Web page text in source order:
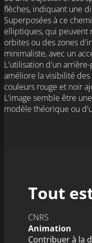
Tout
CNRS
Animation
Contribuer à la